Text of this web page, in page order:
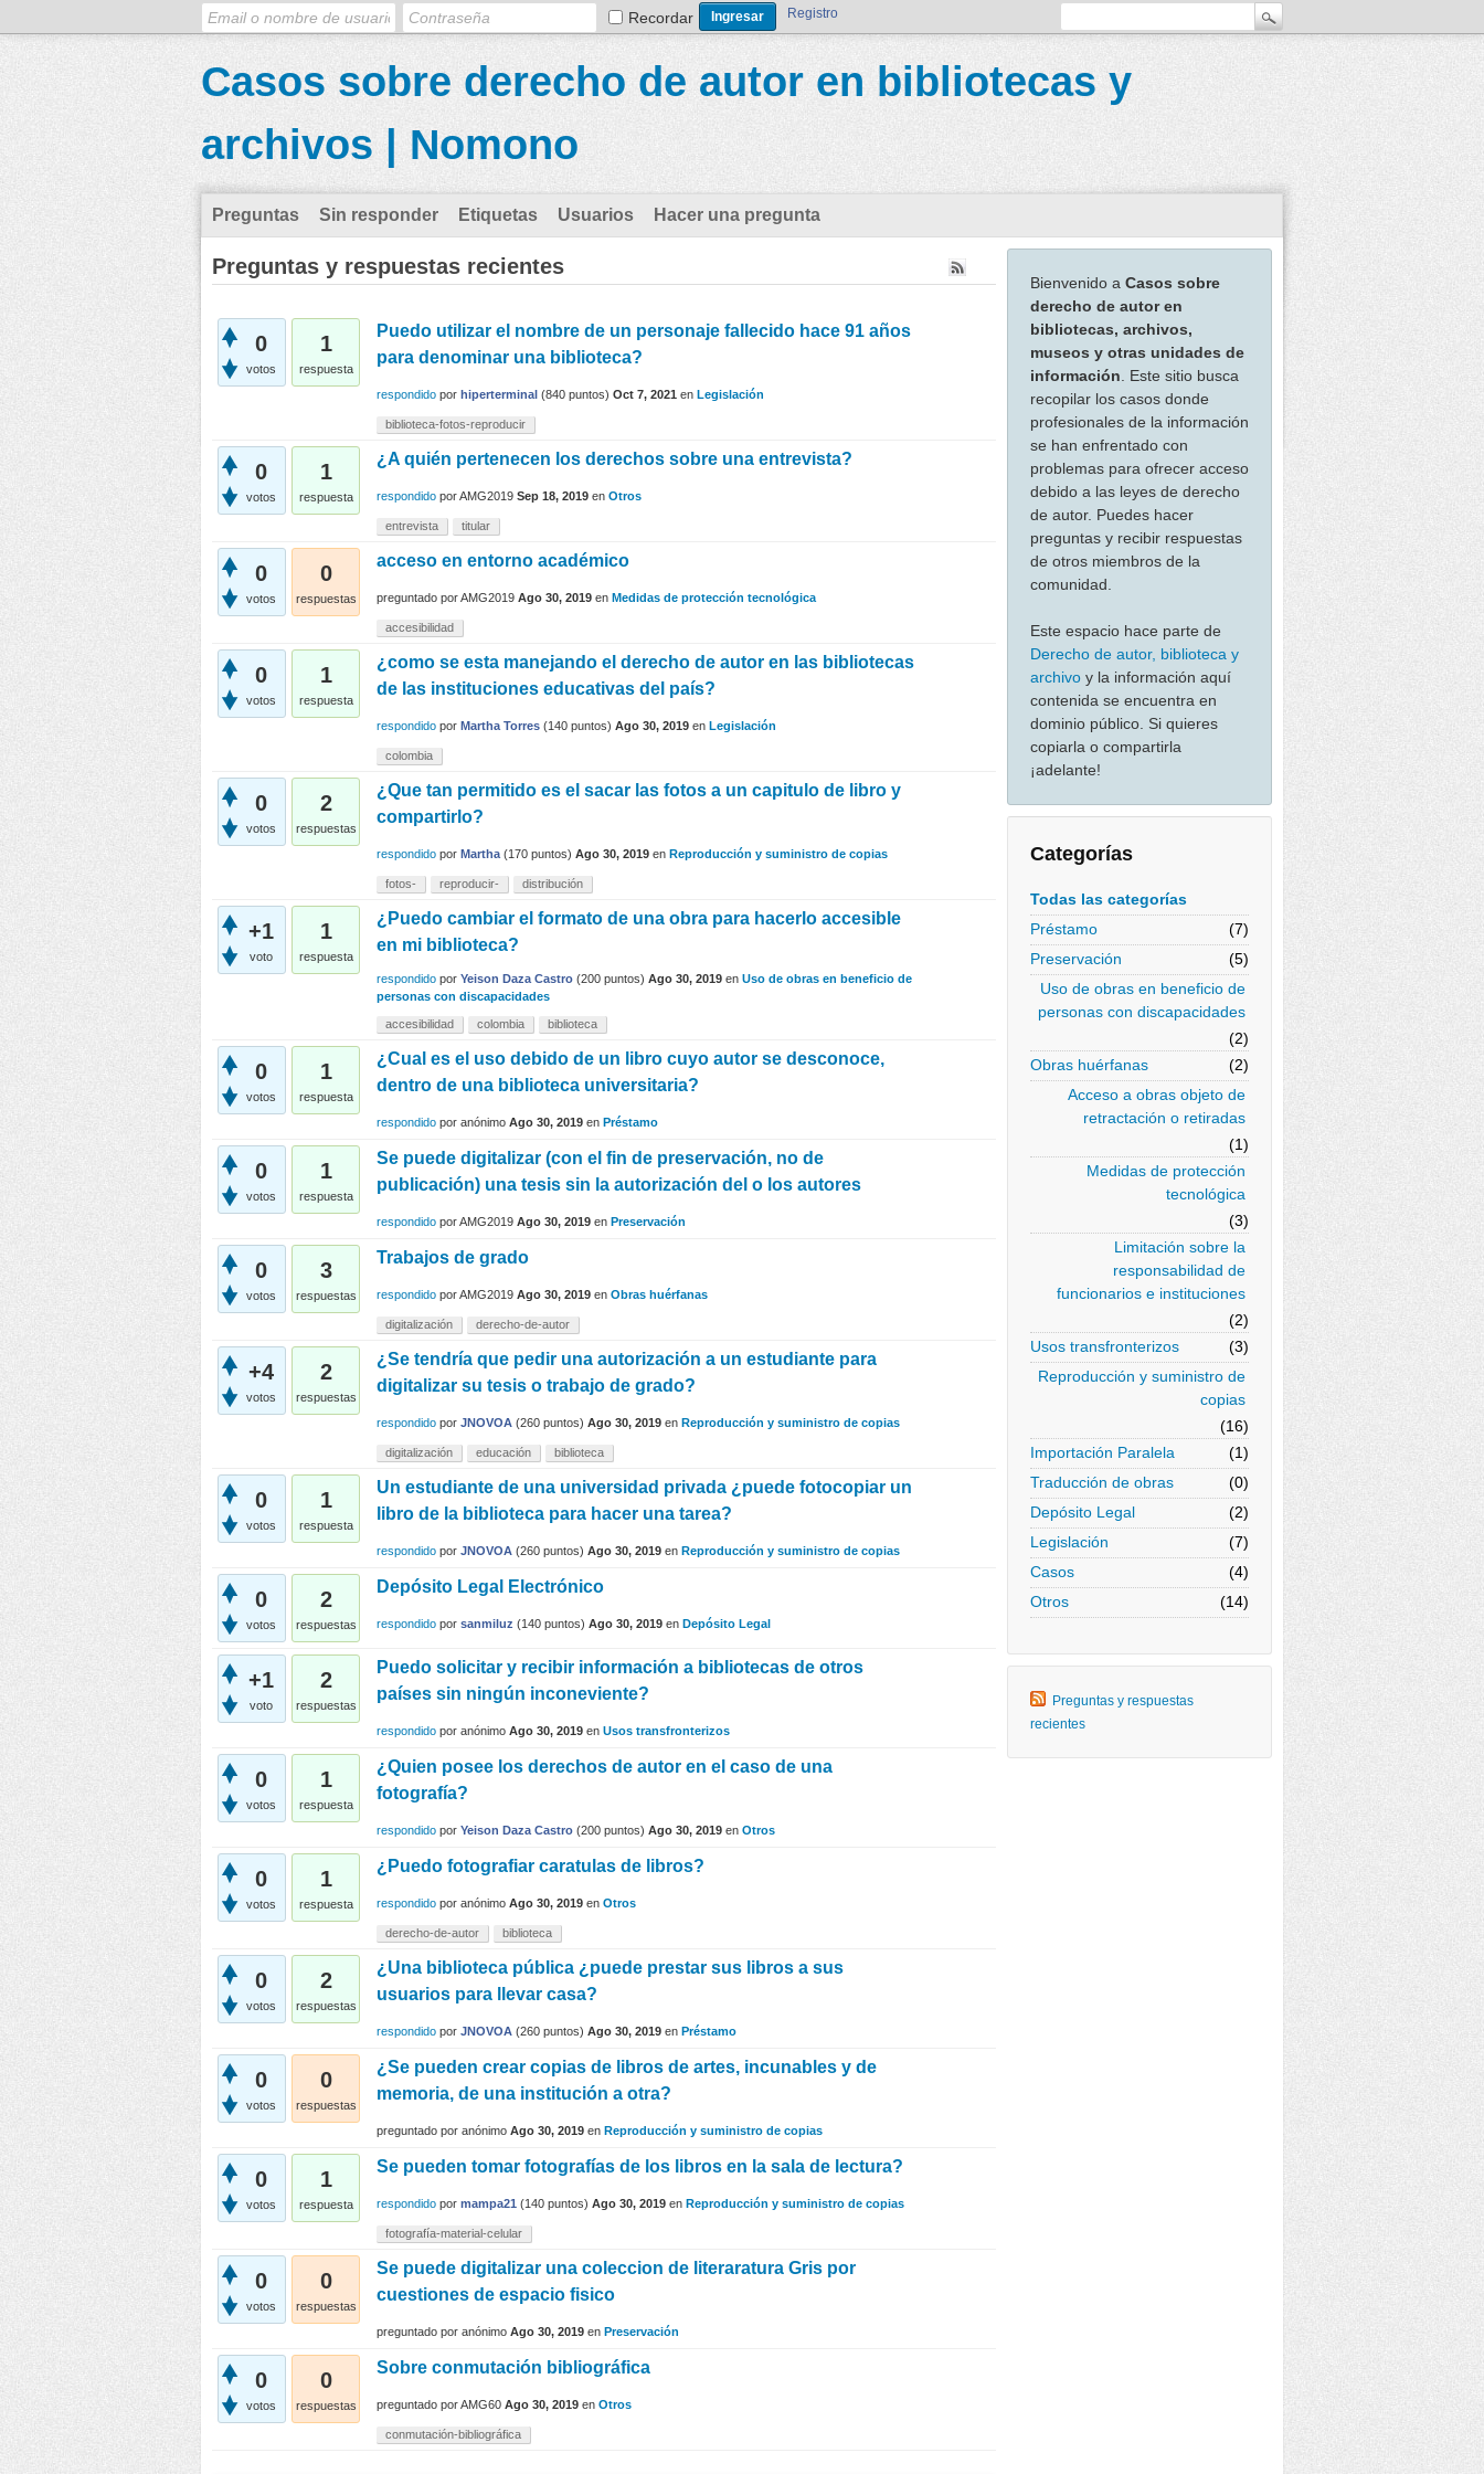
Recordar Registro
Casos sobre derecho de autor en bibliotecas y
archivos | Nomono
Preguntas Sin responder Etiquetas Usuarios Hacer una pregunta
Bienvenido a Casos sobre
derecho de autor en
bibliotecas, archivos,
museos y otras unidades de
información . Este sitio busca
recopilar los casos donde
profesionales de la información
se han enfrentado con
problemas para ofrecer acceso
debido a las leyes de derecho
de autor. Puedes hacer
preguntas y recibir respuestas
de otros miembros de la
comunidad.
Este espacio hace parte de
Derecho de autor, biblioteca y
archivo y la información aquí
contenida se encuentra en
dominio público. Si quieres
copiarla o compartirla
¡adelante!
Categorías
Todas las categorías
Préstamo
(7)
Preservación
(5)
Uso de obras en beneficio de
personas con discapacidades
(2)
Obras huérfanas
(2)
Acceso a obras objeto de
retractación o retiradas
(1)
Medidas de protección
tecnológica
(3)
Limitación sobre la
responsabilidad de
funcionarios e instituciones
(2)
Usos transfronterizos
(3)
Reproducción y suministro de
copias
(16)
Importación Paralela
(1)
Traducción de obras
(0)
Depósito Legal
(2)
Legislación
(7)
Casos
(4)
Otros
(14)
Preguntas y respuestas
recientes
Preguntas y respuestas recientes
0
votos
1
respuesta
Puedo utilizar el nombre de un personaje fallecido hace 91 años
para denominar una biblioteca?
respondido por hiperterminal (840 puntos) Oct 7, 2021 en Legislación
biblioteca-fotos-reproducir
0
votos
1
respuesta
¿A quién pertenecen los derechos sobre una entrevista?
respondido porAMG2019 Sep 18, 2019 en Otros
entrevista titular
0
votos
0
respuestas
acceso en entorno académico
preguntado porAMG2019 Ago 30, 2019 en Medidas de protección tecnológica
accesibilidad
0
votos
1
respuesta
¿como se esta manejando el derecho de autor en las bibliotecas
de las instituciones educativas del país?
respondido por Martha Torres (140 puntos) Ago 30, 2019 en Legislación
colombia
0
votos
2
respuestas
¿Que tan permitido es el sacar las fotos a un capitulo de libro y
compartirlo?
respondido por Martha (170 puntos) Ago 30, 2019 en Reproducción y suministro de copias
fotos- reproducir- distribución
+1
voto
1
respuesta
¿Puedo cambiar el formato de una obra para hacerlo accesible
en mi biblioteca?
respondido por Yeison Daza Castro (200 puntos) Ago 30, 2019 en Uso de obras en beneficio de
personas con discapacidades
accesibilidad colombia biblioteca
0
votos
1
respuesta
¿Cual es el uso debido de un libro cuyo autor se desconoce,
dentro de una biblioteca universitaria?
respondido por anónimo Ago 30, 2019 en Préstamo
0
votos
1
respuesta
Se puede digitalizar (con el fin de preservación, no de
publicación) una tesis sin la autorización del o los autores
respondido porAMG2019 Ago 30, 2019 en Preservación
0
votos
3
respuestas
Trabajos de grado
respondido porAMG2019 Ago 30, 2019 en Obras huérfanas
digitalización derecho-de-autor
+4
votos
2
respuestas
¿Se tendría que pedir una autorización a un estudiante para
digitalizar su tesis o trabajo de grado?
respondido por JNOVOA (260 puntos) Ago 30, 2019 en Reproducción y suministro de copias
digitalización educación biblioteca
0
votos
1
respuesta
Un estudiante de una universidad privada ¿puede fotocopiar un
libro de la biblioteca para hacer una tarea?
respondido por JNOVOA (260 puntos) Ago 30, 2019 en Reproducción y suministro de copias
0
votos
2
respuestas
Depósito Legal Electrónico
respondido por sanmiluz (140 puntos) Ago 30, 2019 en Depósito Legal
+1
voto
2
respuestas
Puedo solicitar y recibir información a bibliotecas de otros
países sin ningún inconeviente?
respondido por anónimo Ago 30, 2019 en Usos transfronterizos
0
votos
1
respuesta
¿Quien posee los derechos de autor en el caso de una
fotografía?
respondido por Yeison Daza Castro (200 puntos) Ago 30, 2019 en Otros
0
votos
1
respuesta
¿Puedo fotografiar caratulas de libros?
respondido por anónimo Ago 30, 2019 en Otros
derecho-de-autor biblioteca
0
votos
2
respuestas
¿Una biblioteca pública ¿puede prestar sus libros a sus
usuarios para llevar casa?
respondido por JNOVOA (260 puntos) Ago 30, 2019 en Préstamo
0
votos
0
respuestas
¿Se pueden crear copias de libros de artes, incunables y de
memoria, de una institución a otra?
preguntado por anónimo Ago 30, 2019 en Reproducción y suministro de copias
0
votos
1
respuesta
Se pueden tomar fotografías de los libros en la sala de lectura?
respondido por mampa21 (140 puntos) Ago 30, 2019 en Reproducción y suministro de copias
fotografía-material-celular
0
votos
0
respuestas
Se puede digitalizar una coleccion de literaratura Gris por
cuestiones de espacio fisico
preguntado por anónimo Ago 30, 2019 en Preservación
0
votos
0
respuestas
Sobre conmutación bibliográfica
preguntado porAMG60 Ago 30, 2019 en Otros
conmutación-bibliográfica